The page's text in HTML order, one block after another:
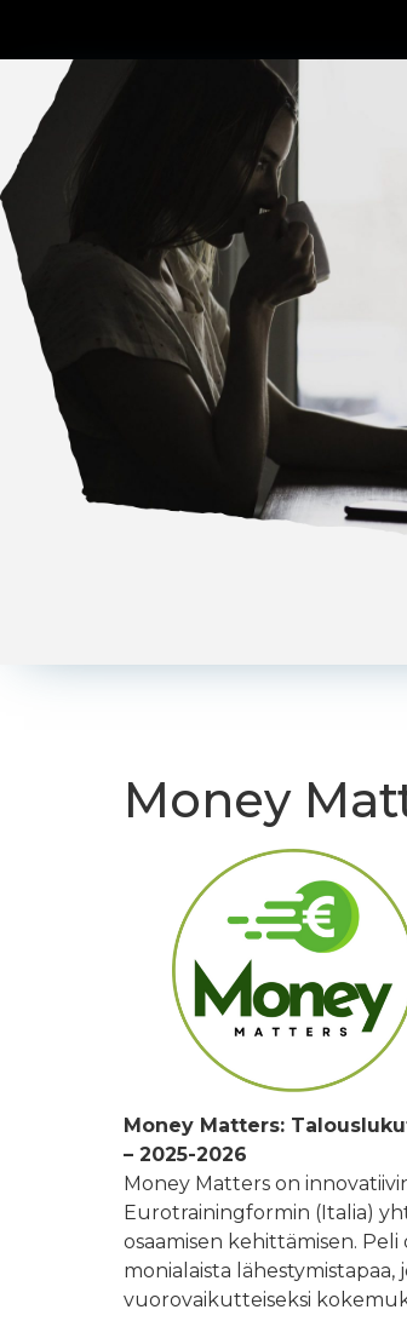
Money
Money Matters:
– 2025-2026
Money Matters on
Eurotrainingformin (Italia)
osaamisen kehittämisen.
monialaista
vuorovaikutteiseksi